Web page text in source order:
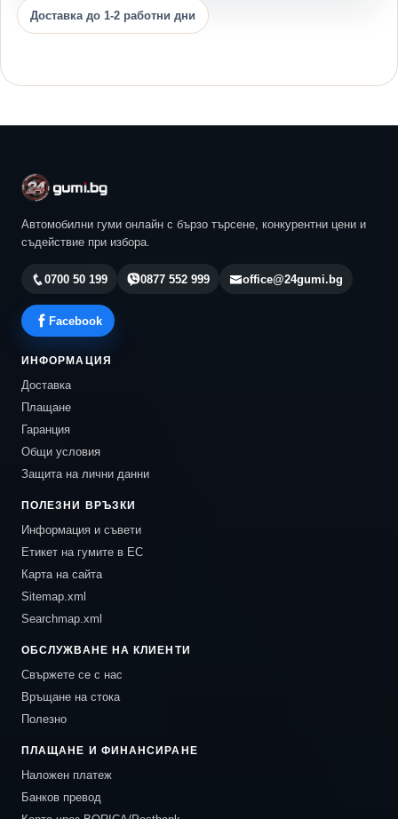
Доставка до 1-2 работни дни
Автомобилни гуми онлайн с бързо търсене, конкурентни цени и
съдействие при избора.
0700 50 199 0877 552 999 office@24gumi.bg
Facebook
ИНФОРМАЦИЯ
Доставка
Плащане
Гаранция
Общи условия
Защита на лични данни
ПОЛЕЗНИ ВРЪЗКИ
Информация и съвети
Етикет на гумите в ЕС
Карта на сайта
Sitemap.xml
Searchmap.xml
ОБСЛУЖВАНЕ НА КЛИЕНТИ
Свържете се с нас
Връщане на стока
Полезно
ПЛАЩАНЕ И ФИНАНСИРАНЕ
Наложен платеж
Банков превод